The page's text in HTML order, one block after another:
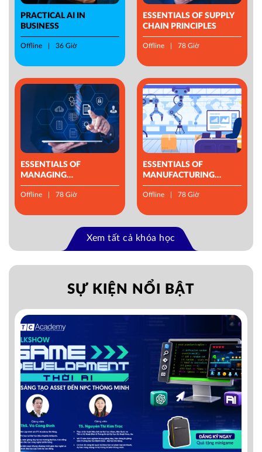
PRACTICAL AI IN
BUSINESS
Offline 36 Giờ
ESSENTIALS OF SUPPLY
CHAIN PRINCIPLES
Offline 78 Giờ
ESSENTIALS OF
MANAGING
OPERATIONS
Offline 78 Giờ
ESSENTIALS OF
MANUFACTURING
MANAGEMENT
Offline 78 Giờ
Xem tất cả khóa học
SỰ KIỆN NỔI BẬT